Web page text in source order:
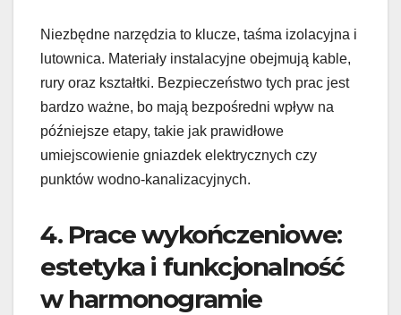
Niezbędne narzędzia to klucze, taśma izolacyjna i
lutownica. Materiały instalacyjne obejmują kable,
rury oraz kształtki. Bezpieczeństwo tych prac jest
bardzo ważne, bo mają bezpośredni wpływ na
późniejsze etapy, takie jak prawidłowe
umiejscowienie gniazdek elektrycznych czy
punktów wodno-kanalizacyjnych.
4. Prace wykończeniowe:
estetyka i funkcjonalność
w harmonogramie